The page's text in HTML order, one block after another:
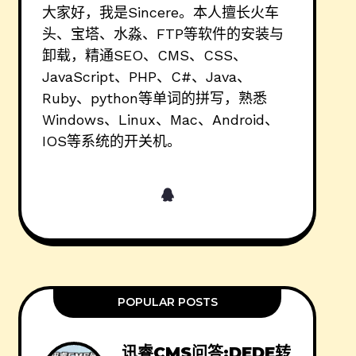
大家好，我是Sincere。本人擅长火车
头、宝塔、水淼、FTP等软件的安装与
卸载，精通SEO、CMS、CSS、
JavaScript、PHP、C#、Java、
Ruby、python等单词的拼写，熟悉
Windows、Linux、Mac、Android、
IOS等系统的开关机。
POPULAR POSTS